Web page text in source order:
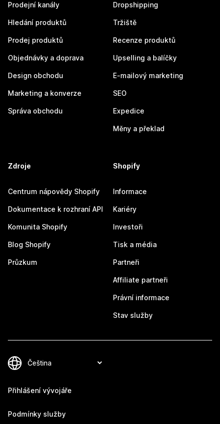
Prodejní kanály
Hledání produktů
Prodej produktů
Objednávky a doprava
Design obchodu
Marketing a konverze
Správa obchodu
Dropshipping
Tržiště
Recenze produktů
Upselling a balíčky
E-mailový marketing
SEO
Expedice
Měny a překlad
Zdroje
Centrum nápovědy Shopify
Dokumentace k rozhraní API
Komunita Shopify
Blog Shopify
Průzkum
Shopify
Informace
Kariéry
Investoři
Tisk a média
Partneři
Affiliate partneři
Právní informace
Stav služby
Přihlášení vývojáře
Podmínky služby